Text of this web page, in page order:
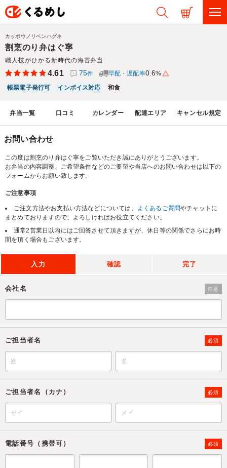
割烹のり弁はぐ寧
職人技がひかる新時代の海苔弁当
カッポウノリベンハグネ
4.61 75件 早配・遅配率0.6%
帳票電子発行可
インボイス対応 和食
弁当一覧 口コミ カレンダー 配達エリア キャンセル規定
お問い合わせ
この度は割烹のり弁はぐ寧をご覧いただき誠にありがとうございます。
お弁当の内容調整、ご希望条件などのご要望や当店へのお問い合わせは以下の
フォームからお願い致します。
ご注意事項
ご注文方法やお支払い方法などについては、 よくあるご質問やチャットに
まとめておりますので、よろしければお役立てください。
通常2営業日以内にはご回答させて頂きますが、休日等の関係でさらにお時
間を頂く場合もございます。
入力 確認 完了
会社名 任意
ご担当者名 必須
ご担当者名（カナ） 必須
電話番号（携帯可） 必須